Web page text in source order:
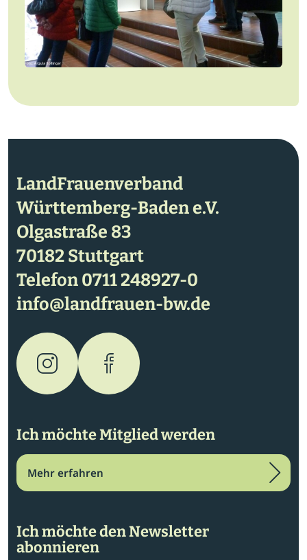
LandFrauenverband
Württemberg-Baden e.V.
Olgastraße 83
70182 Stuttgart
Telefon0711 248927-0
info@landfrauen-bw.de
Ich möchte Mitglied werden
Mehr erfahren
Ich möchte den Newsletter
abonnieren